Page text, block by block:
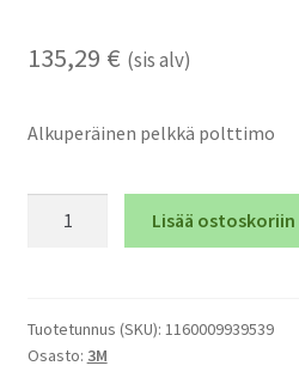
135,29 € (sis alv)
Alkuperäinen pelkkä polttimo
Alkuperäinen
pelkkä
Lisää ostoskoriin
Tuotetunnus (SKU): 1160009939539
Osasto: 3M